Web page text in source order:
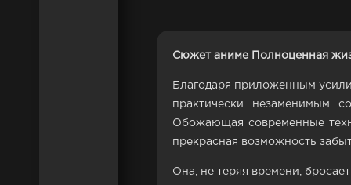
Сюжет аниме Полноценная
Благодаря приложенным
практически незаменимым
Обожающая современные
прекрасная возможность
Она, не теряя времени,